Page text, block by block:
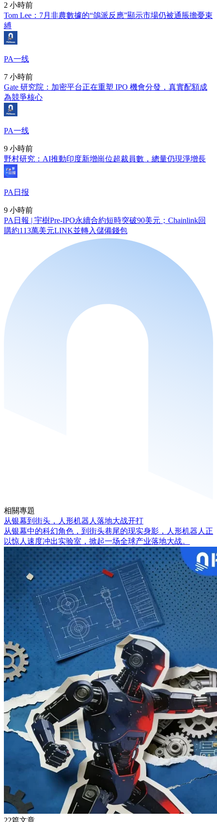
2 小時前
Tom Lee：7月非農數據的“鴿派反應”顯示市場仍被通脹擔憂束
縛
PA一线
7 小時前
Gate 研究院：加密平台正在重塑 IPO 機會分發，真實配額成
為競爭核心
PA一线
9 小時前
野村研究：AI推動印度新增崗位超裁員數，總量仍現淨增長
PA日报
9 小時前
PA日報 | 宇樹Pre-IPO永續合約短時突破90美元；Chainlink回
購約113萬美元LINK並轉入儲備錢包
相關專題
从银幕到街头，人形机器人落地大战开打
从银幕中的科幻角色，到街头巷尾的现实身影，人形机器人正
以惊人速度冲出实验室，掀起一场全球产业落地大战。